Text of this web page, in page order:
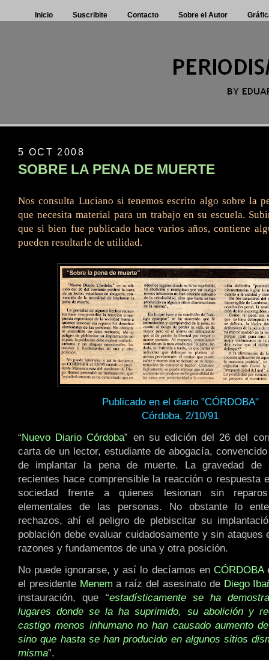
Inicio Suscribite Contacto Sobre el Autor
5 OCT 2008
SOBRE LA PENA DE MUERTE
Nos consulta Luciano si tenemos escrito algo sobre la
que necesita material para un trabajo en su escuela.
que si bien fue publicado hace varios años, contiene
pueden resultarle de utilidad.
Publicado en el diario "CÓRDOBA"
Córdoba, 2/10/91
“Nuevo Diario Córdoba” en su edición del 26 del
carta de un lector, estudiante de abogacía,
de implantar la pena de muerte. La gravedad de
recientes hace comprensible la reacción o respuesta
sociedad frente a quienes lesionan sin
elementales de las personas. No obstante lo
rechazos, ahí el peligro de plebiscitar su
población debe evaluar cuidadosamente y sin ataques
razones y fundamentos de una y otra posición.
No puede ignorarse, y así lo decíamos en CÓRDOBA
el presidente Menem a raíz del asesinato de Diego
instauración, que “estadísticamente se ha
lugares donde se la ha suprimido, su abolición y
castigo menos inhumano no han causado aumento
sino que hasta se han producido en algunos sitios
misma”.